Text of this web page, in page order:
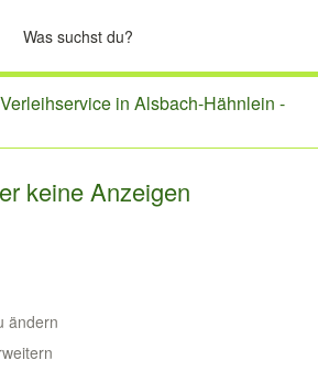
Verleihservice in Alsbach-Hähnlein -
keine Anzeigen
ändern